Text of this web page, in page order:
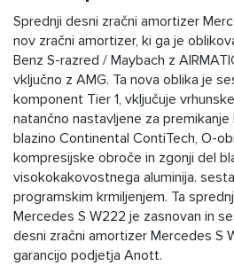
Sprednji desni zračni amortizer
nov zračni amortizer, ki ga je
Benz S-razred / Maybach z
vključno z AMG. Ta nova oblika je
komponent Tier 1, vključuje
natančno nastavljene za
blazino Continental ContiTech, O-
kompresijske obroče in zgonji del
visokokakovostnega aluminija.
programskim krmiljenjem. Ta
Mercedes S W222 je zasnovan in
desni zračni amortizer Mercedes S
garancijo podjetja Anott.